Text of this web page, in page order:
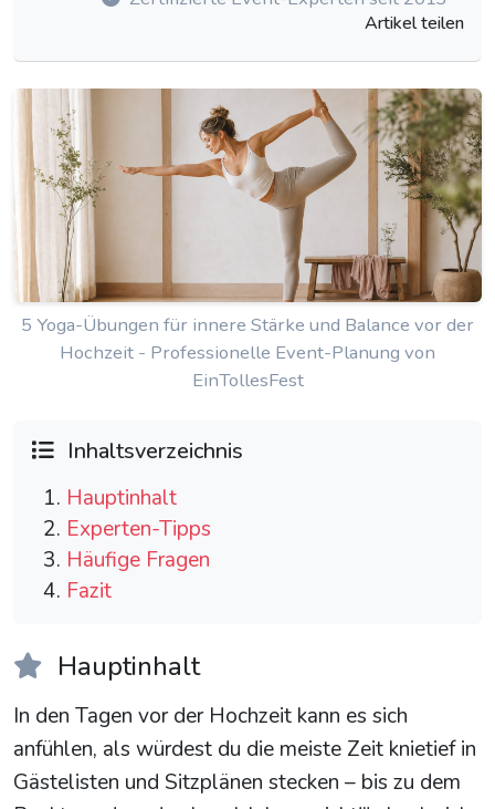
Artikel teilen
5 Yoga-Übungen für innere Stärke und Balance vor der
Hochzeit - Professionelle Event-Planung von
EinTollesFest
Inhaltsverzeichnis
Hauptinhalt
Experten-Tipps
Häufige Fragen
Fazit
Hauptinhalt
In den Tagen vor der Hochzeit kann es sich
anfühlen, als würdest du die meiste Zeit knietief in
Gästelisten und Sitzplänen stecken – bis zu dem